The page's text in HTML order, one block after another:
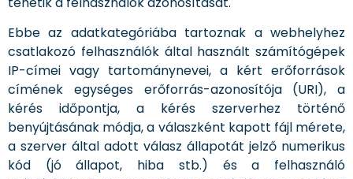
Ebbe az adatkategóriába tartoznak a webhelyhez
csatlakozó felhasználók által használt számítógépek
IP-címei vagy tartománynevei, a kért erőforrások
címének egységes erőforrás-azonosítója (URI), a
kérés időpontja, a kérés szerverhez történő
benyújtásának módja, a válaszként kapott fájl mérete,
a szerver által adott válasz állapotát jelző numerikus
kód (jó állapot, hiba stb.) és a felhasználó